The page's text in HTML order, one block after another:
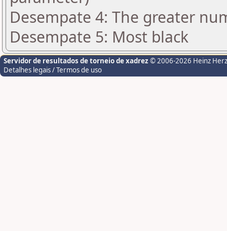
Desempate 4: The greater
Desempate 5: Most black
Servidor de resultados de torneio de xadrez © 2006-2026 Heinz
Detalhes legais / Termos de uso